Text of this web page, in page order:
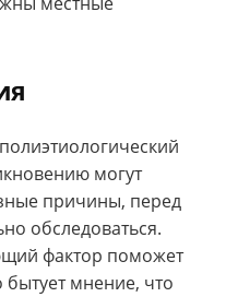
могут
причины, перед
обследоваться.
фактор поможет
бытует мнение, что